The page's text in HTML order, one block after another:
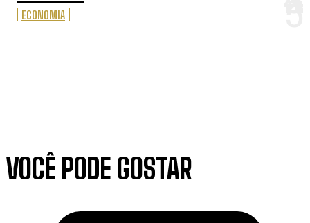
ECONOMIA
VOCÊ PODE GOSTAR